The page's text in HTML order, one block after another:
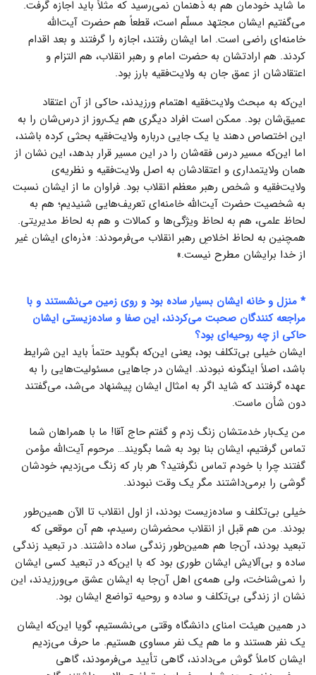
ما شاید خودمان هم به ذهنمان نمی‌رسید که مثلاً باید اجازه گرفت.
می‌گفتیم ایشان مجتهد مسلّم است، قطعاً هم حضرت آیت‌الله
خامنه‌ای راضی است. اما ایشان رفتند، اجازه را گرفتند و بعد اقدام
کردند. هم ارادتشان به حضرت امام و رهبر انقلاب، هم التزام و
اعتقادشان از عمق جان به ولایت‌فقیه بارز بود.
این‌که به مبحث ولایت‌فقیه اهتمام ورزیدند، حاکی از آن اعتقاد
عمیق‌شان بود. ممکن است افراد دیگری هم یک‌روز از درس‌شان را به
این اختصاص دهند یا یک جایی درباره ولایت‌فقیه بحثی کرده باشند،
اما این‌که مسیر درس فقه‌شان را در این مسیر قرار بدهد، این نشان از
همان ولایتمداری و اعتقادشان به اصل ولایت‌فقیه و نظریه‌ی
ولایت‌فقیه و شخص رهبر معظم انقلاب بود. فراوان ما از ایشان نسبت
به شخصیت حضرت آیت‌الله خامنه‌ای تعریف‌هایی شنیدیم؛ هم به
لحاظ علمی، هم به لحاظ ویژگی‌ها و کمالات و هم به لحاظ مدیریتی.
همچنین به لحاظ اخلاصِ رهبر انقلاب می‌فرمودند: «ذره‌ای ایشان غیر
از خدا برایشان مطرح نیست.»
* منزل و خانه ایشان بسیار ساده بود و روی زمین می‌نشستند و با
مراجعه کنندگان صحبت می‌کردند، این صفا و ساده‌زیستی ایشان
حاکی از چه روحیه‌ای بود؟
ایشان خیلی بی‌تکلف بود، یعنی این‌که بگوید حتماً باید این شرایط
باشد، اصلاً اینگونه نبودند. ایشان در جاهایی مسئولیت‌هایی را به
عهده گرفتند که شاید اگر به امثال ایشان پیشنهاد می‌شد، می‌گفتند
دون شأن ماست.
من یک‌بار خدمتشان زنگ زدم و گفتم حاج آقا! ما با همراهان شما
تماس گرفتیم، ایشان بنا بود به شما بگویند… مرحوم آیت‌الله مؤمن
گفتند چرا با خودم تماس نگرفتید؟ هر بار که زنگ می‌زدیم، خودشان
گوشی را برمی‌داشتند مگر یک وقت نبودند.
خیلی بی‌تکلف و ساده‌زیست بودند، از اول انقلاب تا الآن همین‌طور
بودند. من هم قبل از انقلاب محضرشان رسیدم، هم آن موقعی که
تبعید بودند، آن‌جا هم همین‌طور زندگی ساده داشتند. در تبعید زندگی
ساده و بی‌آلایش ایشان طوری بود که با این‌که در تبعید کسی ایشان
را نمی‌شناخت، ولی همه‌ی اهل آن‌جا به ایشان عشق می‌ورزیدند، این
نشان از زندگی بی‌تکلف و ساده و روحیه تواضع ایشان بود.
در همین هیئت امنای دانشگاه وقتی می‌نشستیم، گویا این‌که ایشان
یک نفر هستند و ما هم یک نفر مساوی هستیم. ما حرف می‌زدیم
ایشان کاملاً گوش می‌دادند، گاهی تأیید می‌فرمودند، گاهی